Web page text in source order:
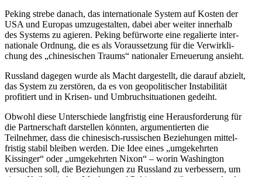
Peking strebe danach, das inter­na­tionale System auf Kosten der
USA und Europas umzuge­stalten, dabei aber weiter innerhalb
des Systems zu agieren. Peking befür­worte eine regalierte inter­
na­tionale Ordnung, die es als Voraus­setzung für die Verwirk­li­
chung des „chine­si­schen Traums“ natio­naler Erneuerung ansieht.
Russland dagegen wurde als Macht darge­stellt, die darauf abzielt,
das System zu zerstören, da es von geopo­li­ti­scher Insta­bi­lität
profi­tiert und in Krisen- und Umbruch­si­tua­tionen gedeiht.
Obwohl diese Unter­schiede langfristig eine Heraus­for­derung für
die Partner­schaft darstellen könnten, argumen­tierten die
Teilnehmer, dass die chine­sisch-russi­schen Bezie­hungen mittel­
fristig stabil bleiben werden. Die Idee eines „umgekehrten
Kissinger“ oder „umgekehrten Nixon“ – worin Washington
versuchen soll, die Bezie­hungen zu Russland zu verbessern, um